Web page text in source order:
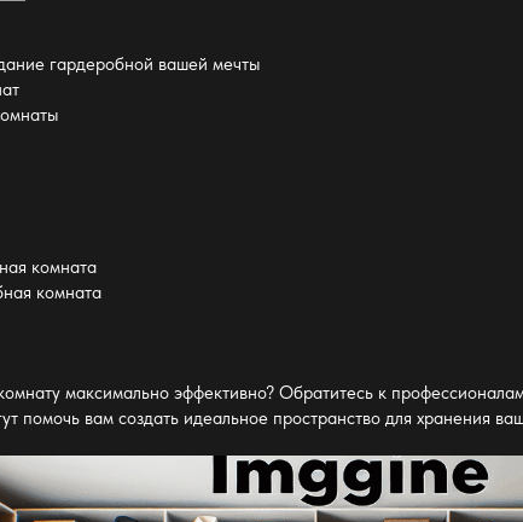
гардеробной вашей мечты
комната
комната
максимально эффективно? Обратитесь к
помочь вам создать идеальное пространство для хранения